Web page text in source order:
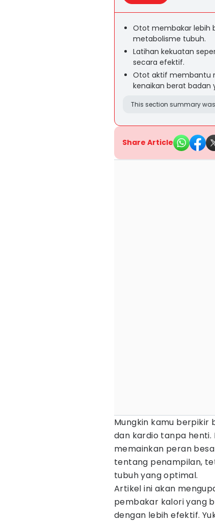
Otot membakar lebih
metabolisme tubuh.
Latihan kekuatan
secara efektif.
Otot aktif membantu
kenaikan berat badan
This section summary
Share Article
Mungkin kamu berpikir
dan kardio tanpa henti.
memainkan peran
tentang penampilan,
tubuh yang optimal.
Artikel ini akan
pembakar kalori yang
dengan lebih efektif.